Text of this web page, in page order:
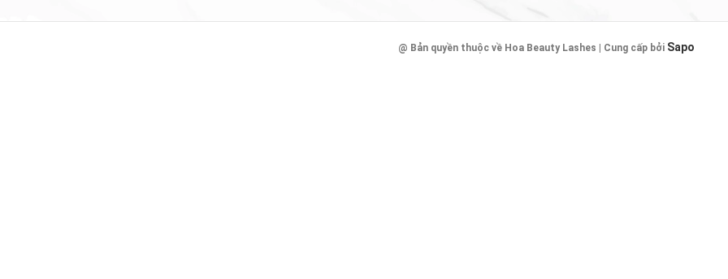
@ Bản quyền thuộc về Hoa Beauty Lashes | Cung cấp bởi Sapo